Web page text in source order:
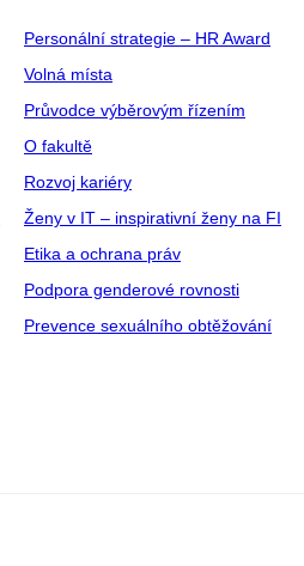
Personální strategie – HR Award
Volná místa
Průvodce výběrovým řízením
O fakultě
Rozvoj kariéry
Ženy v IT – inspirativní ženy na FI
Etika a ochrana práv
Podpora genderové rovnosti
Prevence sexuálního obtěžování